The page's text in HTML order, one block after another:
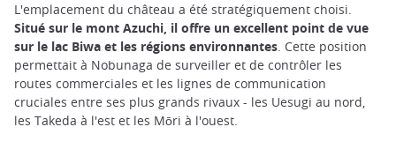
L'emplacement du château a été stratégiquement choisi.
Situé sur le mont Azuchi, il offre un excellent point de vue
sur le lac Biwa et les régions environnantes. Cette position
permettait à Nobunaga de surveiller et de contrôler les
routes commerciales et les lignes de communication
cruciales entre ses plus grands rivaux - les Uesugi au nord,
les Takeda à l'est et les Mōri à l'ouest.